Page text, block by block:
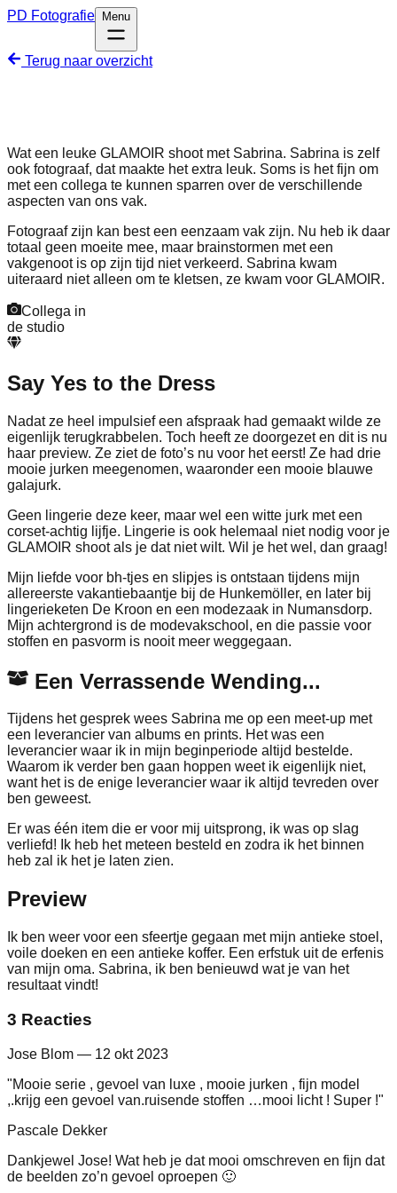
PD Fotografie Menu
Terug naar overzicht
Wat een leuke GLAMOIR shoot met Sabrina. Sabrina is zelf
ook fotograaf, dat maakte het extra leuk. Soms is het fijn om
met een collega te kunnen sparren over de verschillende
aspecten van ons vak.
Fotograaf zijn kan best een eenzaam vak zijn. Nu heb ik daar
totaal geen moeite mee, maar brainstormen met een
vakgenoot is op zijn tijd niet verkeerd. Sabrina kwam
uiteraard niet alleen om te kletsen, ze kwam voor GLAMOIR.
Collega in
de studio
Say Yes to the Dress
Nadat ze heel impulsief een afspraak had gemaakt wilde ze
eigenlijk terugkrabbelen. Toch heeft ze doorgezet en dit is nu
haar preview. Ze ziet de foto’s nu voor het eerst! Ze had drie
mooie jurken meegenomen, waaronder een mooie blauwe
galajurk.
Geen lingerie deze keer, maar wel een witte jurk met een
corset-achtig lijfje. Lingerie is ook helemaal niet nodig voor je
GLAMOIR shoot als je dat niet wilt. Wil je het wel, dan graag!
Mijn liefde voor bh-tjes en slipjes is ontstaan tijdens mijn
allereerste vakantiebaantje bij de Hunkemöller, en later bij
lingerieketen De Kroon en een modezaak in Numansdorp.
Mijn achtergrond is de modevakschool, en die passie voor
stoffen en pasvorm is nooit meer weggegaan.
Een Verrassende Wending...
Tijdens het gesprek wees Sabrina me op een meet-up met
een leverancier van albums en prints. Het was een
leverancier waar ik in mijn beginperiode altijd bestelde.
Waarom ik verder ben gaan hoppen weet ik eigenlijk niet,
want het is de enige leverancier waar ik altijd tevreden over
ben geweest.
Er was één item die er voor mij uitsprong, ik was op slag
verliefd! Ik heb het meteen besteld en zodra ik het binnen
heb zal ik het je laten zien.
Preview
Ik ben weer voor een sfeertje gegaan met mijn antieke stoel,
voile doeken en een antieke koffer. Een erfstuk uit de erfenis
van mijn oma. Sabrina, ik ben benieuwd wat je van het
resultaat vindt!
3 Reacties
Jose Blom — 12 okt 2023
"Mooie serie , gevoel van luxe , mooie jurken , fijn model
,.krijg een gevoel van.ruisende stoffen …mooi licht ! Super !"
Pascale Dekker
Dankjewel Jose! Wat heb je dat mooi omschreven en fijn dat
de beelden zo’n gevoel oproepen 🙂